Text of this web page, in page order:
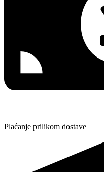
Plaćanje prilikom dostave